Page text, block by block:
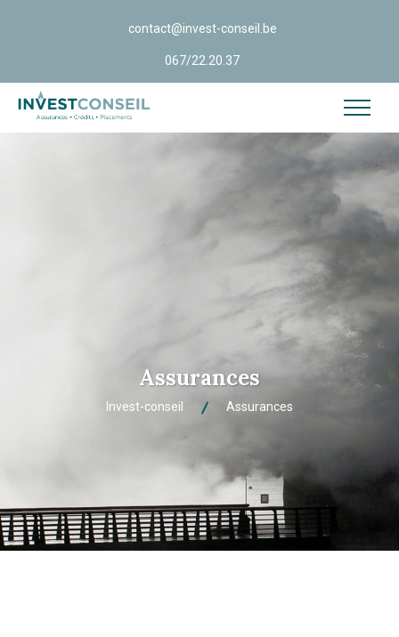
contact@invest-conseil.be
067/22.20.37
Assurances
Invest-conseil Assurances